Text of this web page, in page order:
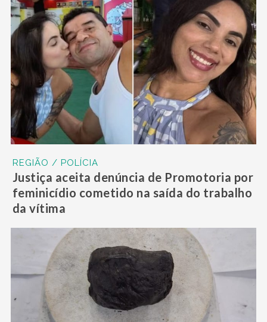
REGIÃO / POLÍCIA
Justiça aceita denúncia de Promotoria por
feminicídio cometido na saída do trabalho
da vítima